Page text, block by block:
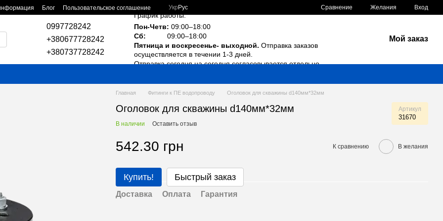
Блог Пользовательское соглашение Укр Рус Сравнение Желания Вход
0997728242
+380677728242
+380737728242
График работы:
Пон-Четв: 09:00–18:00
Сб:
09:00–18:00
Пятница и воскресенье- выходной. Отправка заказов
осуществляется в течении 1-3 дней.
Отправка сегодня на сегодня согласовывается отдельно.
Мой заказ
Главная Фитинги к ПЕ водопроводу Оголовок для скважины d140мм*32мм
Оголовок для скважины d140мм*32мм Артикул
31670
В наличии Оставить отзыв
542.30 грн К сравнению В желания
Купить! Быстрый заказ
Доставка Оплата Гарантия